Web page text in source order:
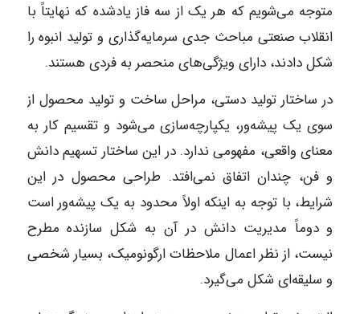
متوجه می‌شویم که هر یک از سه فاز یادشده که نهایتاً با
انقلاب صنعتی مباحث جدی سرمایه‌گذاری و تولید انبوه را
شکل دادند، دارای ویژگی‌های منحصر به فردی هستند.
در ساختار تولید دستی، مراحل ساخت و تولید محصول از
سوی یک پیشه‌ور، یکپارچه‌سازی می‌شود و تقسیم کار به
معنای واقعی، مفهومی ندارد. در این ساختار تسهیم دانش
و فن، چندان اتفاق نمی‌افتد. طراحی محصول در این
شرایط، با توجه به اینکه اولاً محدود به یک پیشه‌ور است
و دوماً مدیریت دانش در آن به شکل سازنده مطرح
نیست، از نظر اعمال ملاحظات ارگونومیک، بسیار شخصی
و سلیقه‌ای شکل می‌گیرد.